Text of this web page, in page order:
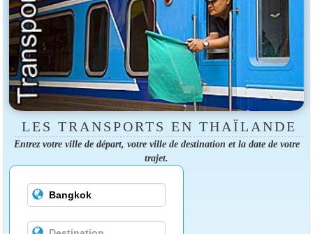
LES TRANSPORTS EN THAÏLANDE
Entrez votre ville de départ, votre ville de destination et la date de votre
trajet.